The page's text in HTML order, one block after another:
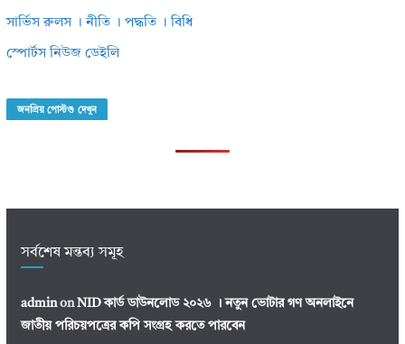
সার্ভিস রুলস । নীতি । পদ্ধতি । বিধি
স্পোর্টস নিউজ ডেইলি
জনপ্রিয় পোস্টগু দেখুন
সর্বশেষ মন্তব্য সমূহ
adminon NID কার্ড ডাউনলোড ২০২৬ । নতুন ভোটার গণ অনলাইনে
জাতীয় পরিচয়পত্রের কপি সংগ্রহ করতে পারবেন